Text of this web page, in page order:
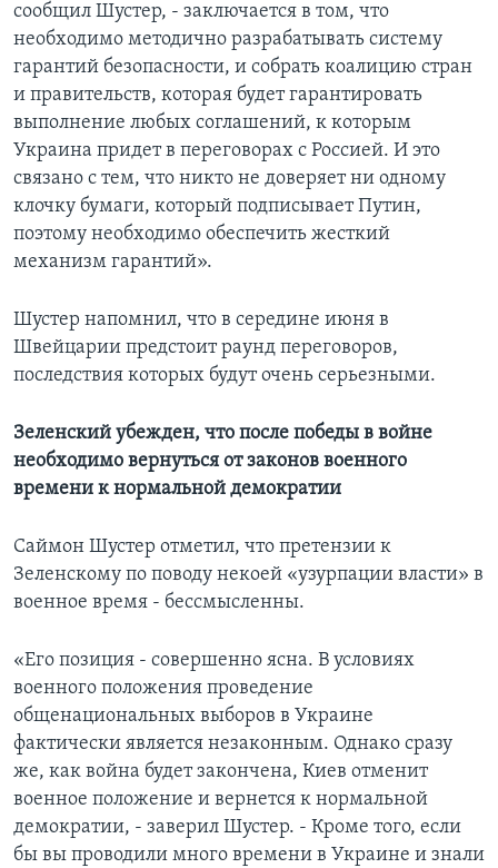
сообщил Шустер, - заключается в том, что
необходимо методично разрабатывать систему
гарантий безопасности, и собрать коалицию стран
и правительств, которая будет гарантировать
выполнение любых соглашений, к которым
Украина придет в переговорах с Россией. И это
связано с тем, что никто не доверяет ни одному
клочку бумаги, который подписывает Путин,
поэтому необходимо обеспечить жесткий
механизм гарантий».
Шустер напомнил, что в середине июня в
Швейцарии предстоит раунд переговоров,
последствия которых будут очень серьезными.
Зеленский убежден, что после победы в войне
необходимо вернуться от законов военного
времени к нормальной демократии
Саймон Шустер отметил, что претензии к
Зеленскому по поводу некоей «узурпации власти» в
военное время - бессмысленны.
«Его позиция - совершенно ясна. В условиях
военного положения проведение
общенациональных выборов в Украине
фактически является незаконным. Однако сразу
же, как война будет закончена, Киев отменит
военное положение и вернется к нормальной
демократии, - заверил Шустер. - Кроме того, если
бы вы проводили много времени в Украине и знали